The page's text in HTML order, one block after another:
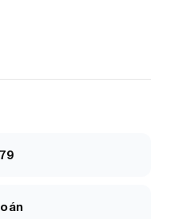
shop trước khi đánh giá
khác của Cửu Long